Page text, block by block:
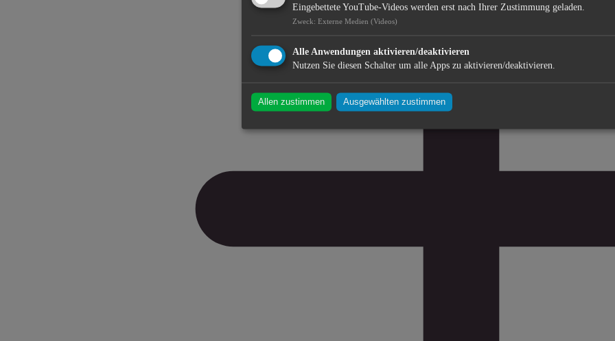
Eingebettete YouTube-Videos werden erst nach Ihrer Zustimmung geladen.
Zweck: Externe Medien (Videos)
Alle Anwendungen aktivieren/deaktivieren
Nutzen Sie diesen Schalter um alle Apps zu aktivieren/deaktivieren.
Allen zustimmen Ausgewählten zustimmen